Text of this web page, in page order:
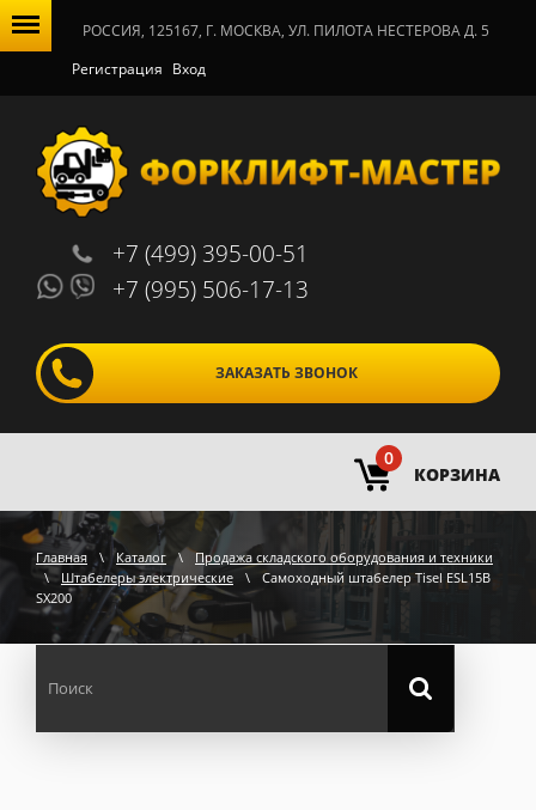
РОССИЯ, 125167, Г. МОСКВА, УЛ. ПИЛОТА НЕСТЕРОВА Д. 5
Регистрация Вход
+7 (499) 395-00-51
+7 (995) 506-17-13
ЗАКАЗАТЬ ЗВОНОК
0
КОРЗИНА
Главная \ Каталог \
Продажа складского оборудования и техники
\
Штабелеры электрические \
Самоходный штабелер Tisel ESL15B
SX200